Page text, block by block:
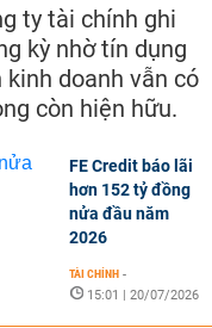
ty tài chính ghi
kỳ nhờ tín dụng
kinh doanh vẫn có
còn hiện hữu.
FE Credit báo lãi
hơn 152 tỷ đồng
nửa đầu năm
2026
TÀI CHÍNH -
15:01 | 20/07/2026